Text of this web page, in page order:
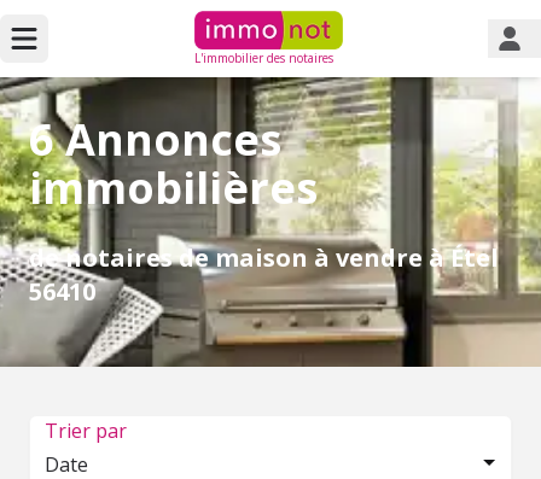
L'immobilier des notaires
6 Annonces
immobilières
de notaires de maison à vendre à Étel
56410
Trier par
Date